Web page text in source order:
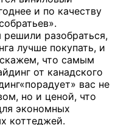
и по качеству
разобраться,
лучше покупать, и
что самым
от канадского
вас не
но и ценой, что
экономных
коттеджей.